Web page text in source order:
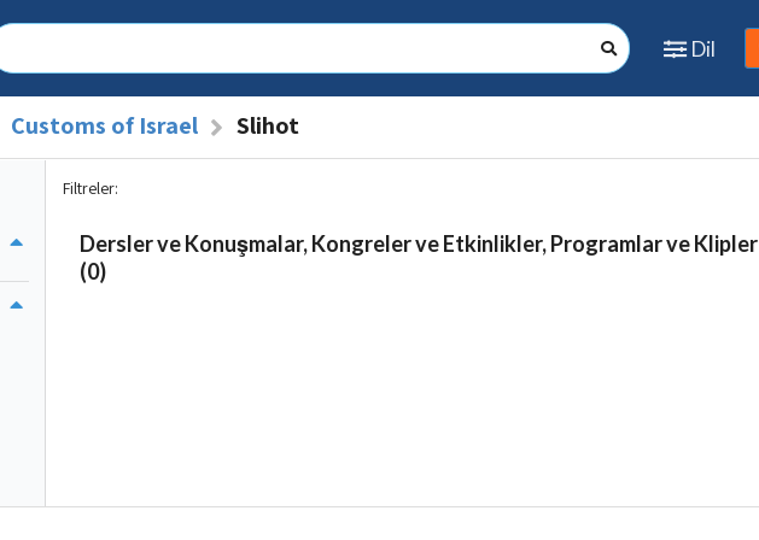
Dil
Customs of Israel Slihot
Filtreler:
Dersler ve Konuşmalar, Kongreler ve Etkinlikler, Programlar ve Klipler
(0)